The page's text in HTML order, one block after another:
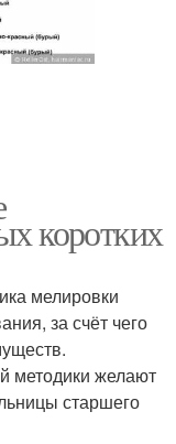
коротких
мелировки
за счёт чего
методики желают
старшего